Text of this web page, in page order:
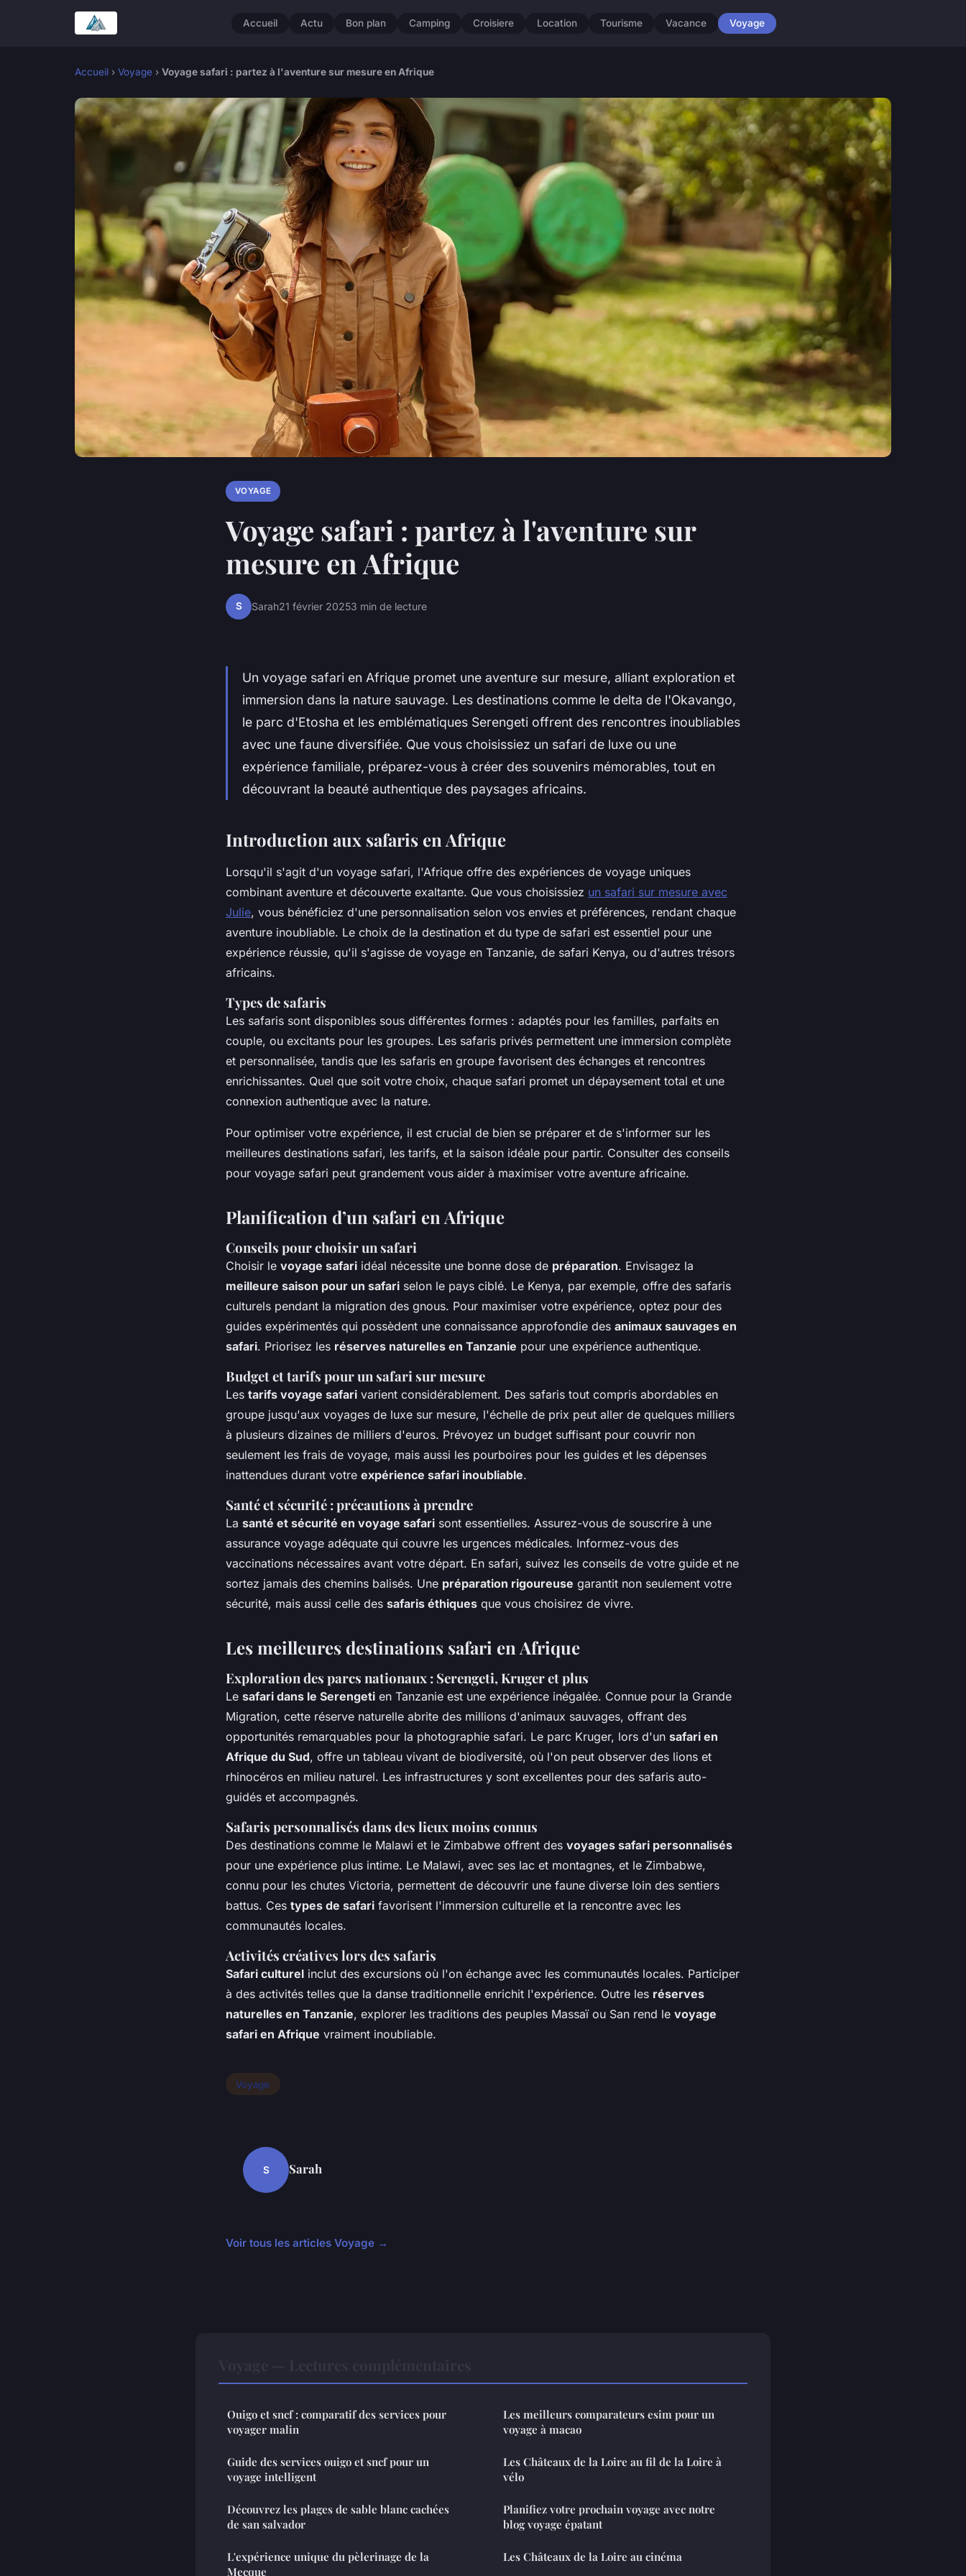
Accueil Actu Bon plan Camping Croisiere Location Tourisme Vacance Voyage
Accueil › Voyage › Voyage safari : partez à l'aventure sur mesure en Afrique
VOYAGE
Voyage safari : partez à l'aventure sur
mesure en Afrique
S Sarah21 février 20253 min de lecture
Un voyage safari en Afrique promet une aventure sur mesure, alliant exploration et
immersion dans la nature sauvage. Les destinations comme le delta de l'Okavango,
le parc d'Etosha et les emblématiques Serengeti offrent des rencontres inoubliables
avec une faune diversifiée. Que vous choisissiez un safari de luxe ou une
expérience familiale, préparez-vous à créer des souvenirs mémorables, tout en
découvrant la beauté authentique des paysages africains.
Introduction aux safaris en Afrique
Lorsqu'il s'agit d'un voyage safari, l'Afrique offre des expériences de voyage uniques
combinant aventure et découverte exaltante. Que vous choisissiez un safari sur mesure avec
Julie, vous bénéficiez d'une personnalisation selon vos envies et préférences, rendant chaque
aventure inoubliable. Le choix de la destination et du type de safari est essentiel pour une
expérience réussie, qu'il s'agisse de voyage en Tanzanie, de safari Kenya, ou d'autres trésors
africains.
Types de safaris
Les safaris sont disponibles sous différentes formes : adaptés pour les familles, parfaits en
couple, ou excitants pour les groupes. Les safaris privés permettent une immersion complète
et personnalisée, tandis que les safaris en groupe favorisent des échanges et rencontres
enrichissantes. Quel que soit votre choix, chaque safari promet un dépaysement total et une
connexion authentique avec la nature.
Pour optimiser votre expérience, il est crucial de bien se préparer et de s'informer sur les
meilleures destinations safari, les tarifs, et la saison idéale pour partir. Consulter des conseils
pour voyage safari peut grandement vous aider à maximiser votre aventure africaine.
Planification d’un safari en Afrique
Conseils pour choisir un safari
Choisir le voyage safari idéal nécessite une bonne dose de préparation. Envisagez la
meilleure saison pour un safari selon le pays ciblé. Le Kenya, par exemple, offre des safaris
culturels pendant la migration des gnous. Pour maximiser votre expérience, optez pour des
guides expérimentés qui possèdent une connaissance approfondie des animaux sauvages en
safari. Priorisez les réserves naturelles en Tanzanie pour une expérience authentique.
Budget et tarifs pour un safari sur mesure
Les tarifs voyage safari varient considérablement. Des safaris tout compris abordables en
groupe jusqu'aux voyages de luxe sur mesure, l'échelle de prix peut aller de quelques milliers
à plusieurs dizaines de milliers d'euros. Prévoyez un budget suffisant pour couvrir non
seulement les frais de voyage, mais aussi les pourboires pour les guides et les dépenses
inattendues durant votre expérience safari inoubliable.
Santé et sécurité : précautions à prendre
La santé et sécurité en voyage safari sont essentielles. Assurez-vous de souscrire à une
assurance voyage adéquate qui couvre les urgences médicales. Informez-vous des
vaccinations nécessaires avant votre départ. En safari, suivez les conseils de votre guide et ne
sortez jamais des chemins balisés. Une préparation rigoureuse garantit non seulement votre
sécurité, mais aussi celle des safaris éthiques que vous choisirez de vivre.
Les meilleures destinations safari en Afrique
Exploration des parcs nationaux : Serengeti, Kruger et plus
Le safari dans le Serengeti en Tanzanie est une expérience inégalée. Connue pour la Grande
Migration, cette réserve naturelle abrite des millions d'animaux sauvages, offrant des
opportunités remarquables pour la photographie safari. Le parc Kruger, lors d'un safari en
Afrique du Sud, offre un tableau vivant de biodiversité, où l'on peut observer des lions et
rhinocéros en milieu naturel. Les infrastructures y sont excellentes pour des safaris auto-
guidés et accompagnés.
Safaris personnalisés dans des lieux moins connus
Des destinations comme le Malawi et le Zimbabwe offrent des voyages safari personnalisés
pour une expérience plus intime. Le Malawi, avec ses lac et montagnes, et le Zimbabwe,
connu pour les chutes Victoria, permettent de découvrir une faune diverse loin des sentiers
battus. Ces types de safari favorisent l'immersion culturelle et la rencontre avec les
communautés locales.
Activités créatives lors des safaris
Safari culturel inclut des excursions où l'on échange avec les communautés locales. Participer
à des activités telles que la danse traditionnelle enrichit l'expérience. Outre les réserves
naturelles en Tanzanie, explorer les traditions des peuples Massaï ou San rend le voyage
safari en Afrique vraiment inoubliable.
Voyage
S Sarah
Voir tous les articles Voyage →
Ouigo et sncf : comparatif des services pour
voyager malin
Guide des services ouigo et sncf pour un
voyage intelligent
Découvrez les plages de sable blanc cachées
de san salvador
L'expérience unique du pèlerinage de la
Mecque
Les meilleurs comparateurs esim pour un
voyage à macao
Les Châteaux de la Loire au fil de la Loire à
vélo
Planifiez votre prochain voyage avec notre
blog voyage épatant
Les Châteaux de la Loire au cinéma